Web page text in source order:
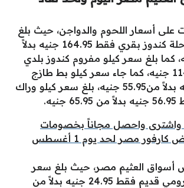
على أسعار اللحوم والدواجن، حيث بلغ
سعر كيلو كباب حلة كندوز بقري فقط 164.95 جنيه بدلاً
جنيه، كما بلغ سعر كيلو مفروم كندوز بلدي
بقري فقط 114.95 جنيه، كما جاء سعر كيلو بط طازج
فقط 48.95 جنيه بدلاً من55.95 جنيه، بلغ سعر كيلو وراك
واشترى واحصل مجاناً بخصومات
الصيف في عروض كارفور مصر لحد يوم 1 أغسطس
العثيم مصر، حيث بلغ سعر
250 جرام جبن رومي قديم فقط 24.95 جنيه بدلاً من